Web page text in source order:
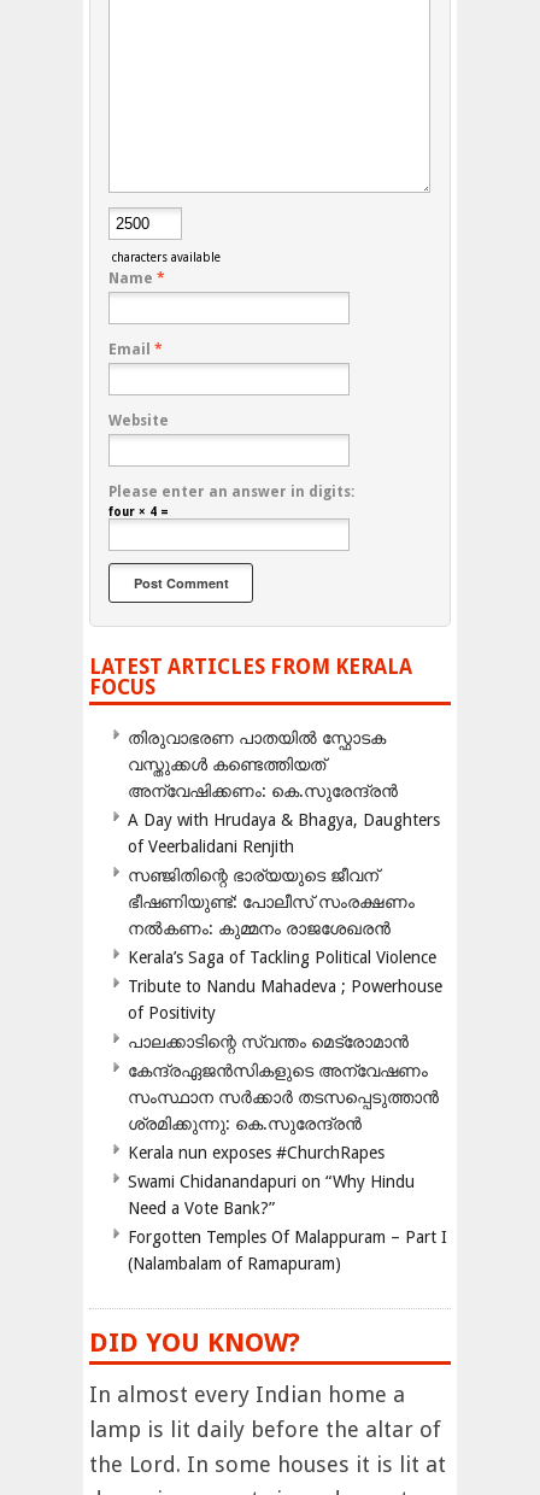
characters available
Name *
Email *
Website
Please enter an answer in digits:
four × 4 =
LATEST ARTICLES FROM KERALA
FOCUS
തിരുവാഭരണ പാതയിൽ സ്ഫോടക
വസ്തുക്കൾ കണ്ടെത്തിയത്
അന്വേഷിക്കണം: കെ.സുരേന്ദ്രൻ
A Day with Hrudaya & Bhagya, Daughters
of Veerbalidani Renjith
സഞ്ജിതിന്റെ ഭാര്യയുടെ ജീവന്
ഭീഷണിയുണ്ട്: പോലീസ് സംരക്ഷണം
നൽകണം: കുമ്മനം രാജശേഖരൻ
Kerala’s Saga of Tackling Political Violence
Tribute to Nandu Mahadeva ; Powerhouse
of Positivity
പാലക്കാടിന്റെ സ്വന്തം മെട്രോമാൻ
കേന്ദ്രഏജൻസികളുടെ അന്വേഷണം
സംസ്ഥാന സർക്കാർ തടസപ്പെടുത്താൻ
ശ്രമിക്കുന്നു: കെ.സുരേന്ദ്രൻ
Kerala nun exposes #ChurchRapes
Swami Chidanandapuri on “Why Hindu
Need a Vote Bank?”
Forgotten Temples Of Malappuram – Part I
(Nalambalam of Ramapuram)
DID YOU KNOW?
In almost every Indian home a
lamp is lit daily before the altar of
the Lord. In some houses it is lit at